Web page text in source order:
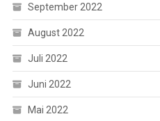
September 2022
August 2022
Juli 2022
Juni 2022
Mai 2022